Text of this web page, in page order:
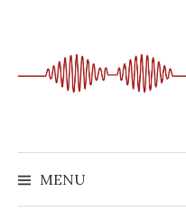
springen
MENU